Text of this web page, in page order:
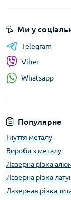
Популярне
Гнуття металу
Вироби з металу
Лазерна різка
Лазерна різка
Лазерная різка
Ми у
Telegram
Viber
Whatsapp